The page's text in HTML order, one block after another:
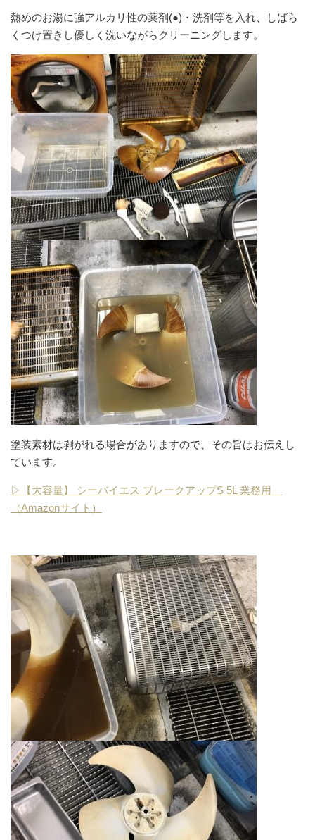
熱めのお湯に強アルカリ性の薬剤(●)・洗剤等を入れ、しばら
くつけ置きし優しく洗いながらクリーニングします。
塗装素材は剥がれる場合がありますので、その旨はお伝えし
ています。
▷【大容量】 シーバイエス ブレークアップS 5L 業務用
（Amazonサイト）